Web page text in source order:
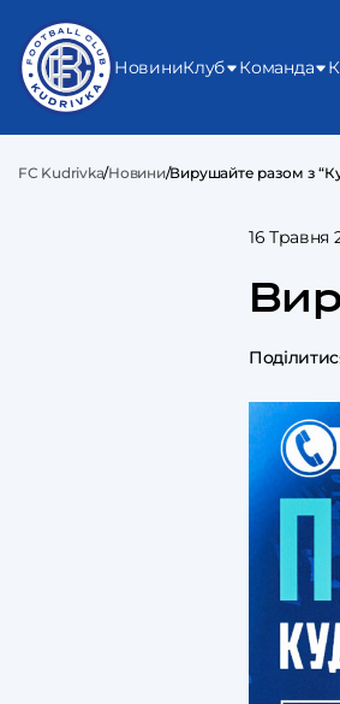
НовиниКлуб Команда
FC Kudrivka/Новини/Вирушайте разом з
16 Травня